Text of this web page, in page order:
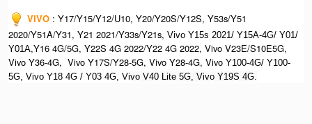
VIVO : Y17/Y15/Y12/U10, Y20/Y20S/Y12S, Y53s/Y51
2020/Y51A/Y31, Y21 2021/Y33s/Y21s, Vivo Y15s 2021/ Y15A-4G/ Y01/
Y01A,Y16 4G/5G, Y22S 4G 2022/Y22 4G 2022, Vivo V23E/S10E5G,
Vivo Y36-4G, Vivo Y17S/Y28-5G, Vivo Y28-4G, Vivo Y100-4G/ Y100-
5G, Vivo Y18 4G / Y03 4G, Vivo V40 Lite 5G, Vivo Y19S 4G.